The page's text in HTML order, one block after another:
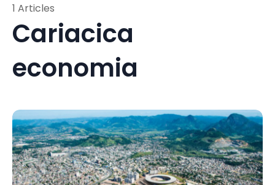
Cariacica
economia
1 Articles